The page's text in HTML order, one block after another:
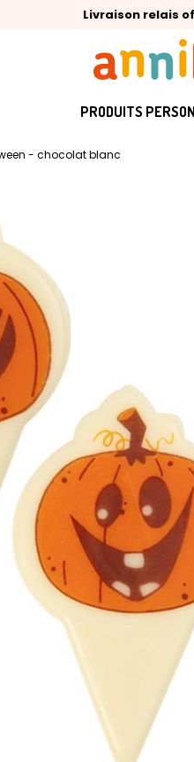
Livraison relais
🥇Palmarès Capital
⭐⭐⭐⭐⭐4,6/5(24
PRODUITS
- chocolat blanc